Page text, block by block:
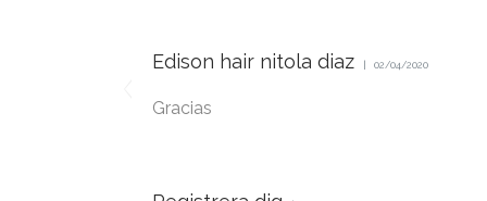
Edison hair nitola diaz 02/04/2020
Gracias